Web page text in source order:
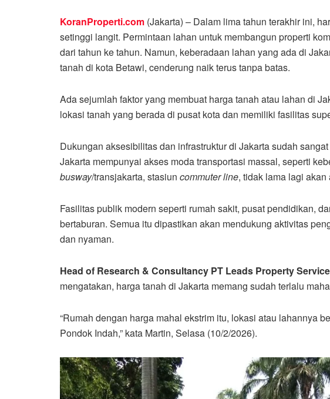
KoranProperti.com (Jakarta) – Dalam lima tahun terakhir ini,
setinggi langit. Permintaan lahan untuk membangun properti
dari tahun ke tahun. Namun, keberadaan lahan yang ada di
tanah di kota Betawi, cenderung naik terus tanpa batas.
Ada sejumlah faktor yang membuat harga tanah atau lahan di
lokasi tanah yang berada di pusat kota dan memiliki fasilitas
Dukungan aksesibilitas dan infrastruktur di Jakarta sudah
Jakarta mempunyai akses moda transportasi massal, seperti
busway/transjakarta, stasiun commuter line, tidak lama lagi akan
Fasilitas publik modern seperti rumah sakit, pusat pendidikan,
bertaburan. Semua itu dipastikan akan mendukung aktivitas
dan nyaman.
Head of Research & Consultancy PT Leads Property
mengatakan, harga tanah di Jakarta memang sudah terlalu
“Rumah dengan harga mahal ekstrim itu, lokasi atau lahannya
Pondok Indah,” kata Martin, Selasa (10/2/2026).